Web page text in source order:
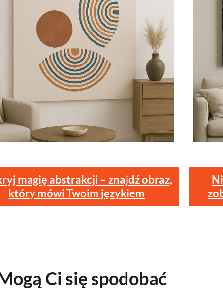
magię abstrakcji – znajdź obraz,
który mówi Twoim językiem
Ci się spodobać